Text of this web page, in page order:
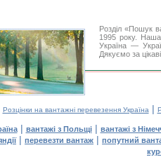
Розділ «Пошук
1995 року. Наша
Україна —
Дякуємо за
Розцінки на вантажні перевезення Україна |
| вантажі з Польщі| вантажі з
| перевезти вантаж | попутний